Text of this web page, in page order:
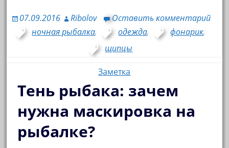
07.09.2016 Ribolov
Оставить комментарий
ночная рыбалка, одежда, фонарик,
щипцы
Заметка
Тень рыбака: зачем
нужна маскировка на
рыбалке?